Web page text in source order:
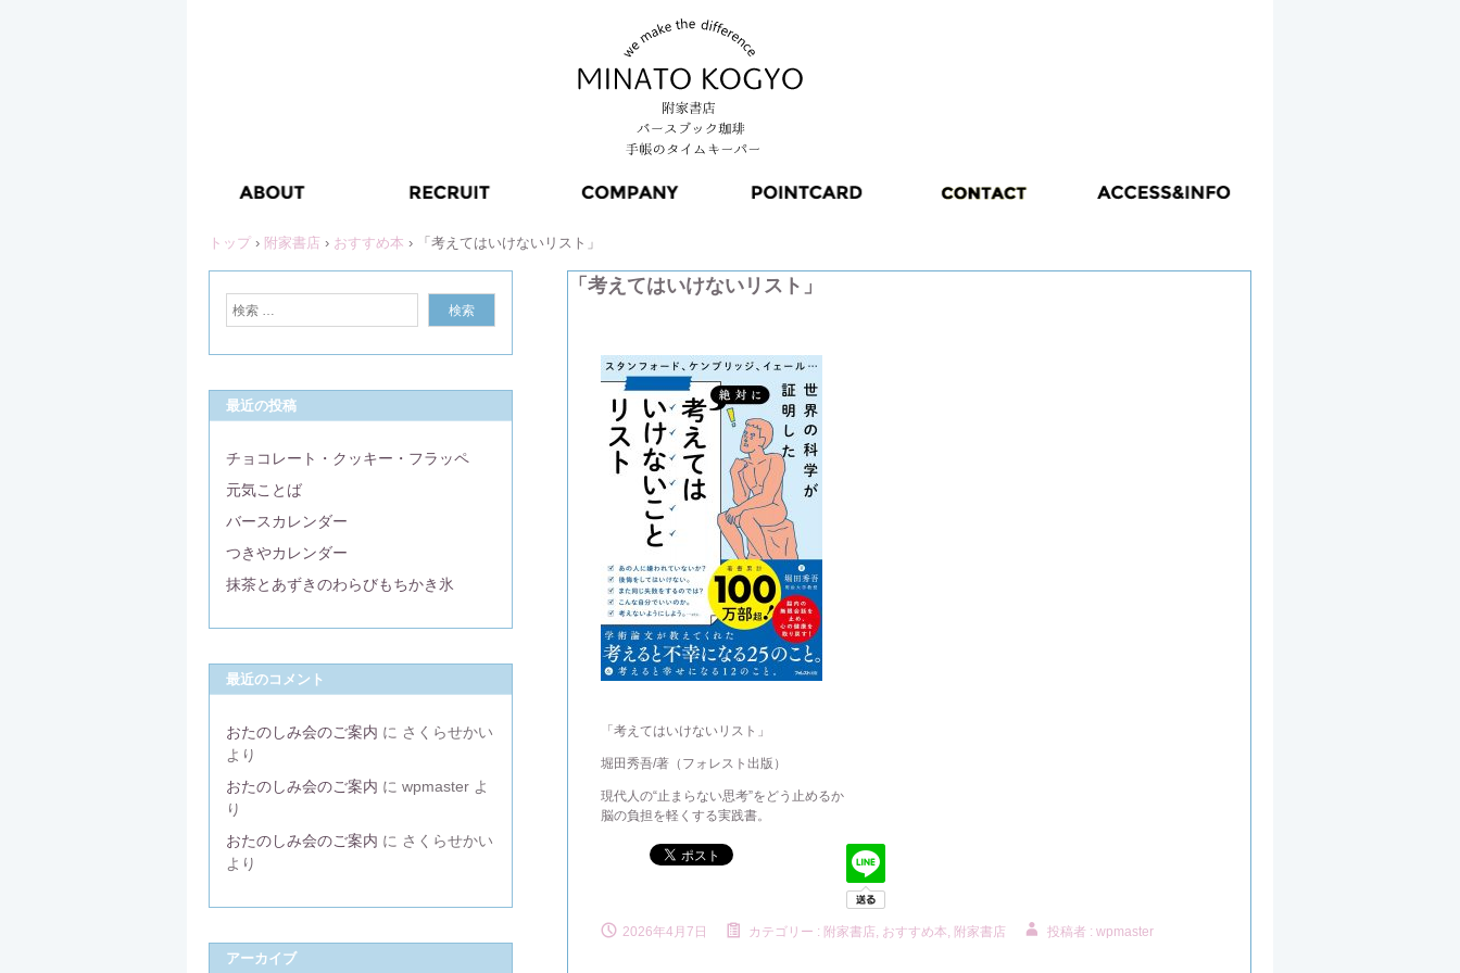
トップ › 附家書店 › おすすめ本 › 「考えてはいけないリスト」
「考えてはいけないリスト」
「考えてはいけないリスト」
堀田秀吾/著（フォレスト出版）
現代人の“止まらない思考”をどう止めるか
脳の負担を軽くする実践書。
2026年4月7日 カテゴリー : 附家書店, おすすめ本 附家書店 投稿者 : wpmaster
最近の投稿
チョコレート・クッキー・フラッペ
元気ことば
バースカレンダー
つきやカレンダー
抹茶とあずきのわらびもちかき氷
最近のコメント
おたのしみ会のご案内 に さくらせかい
より
おたのしみ会のご案内 に wpmaster よ
り
おたのしみ会のご案内 に さくらせかい
より
アーカイブ